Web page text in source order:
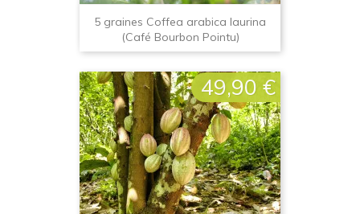
5 graines Coffea arabica laurina
(Café Bourbon Pointu)
Prix
49,90 €